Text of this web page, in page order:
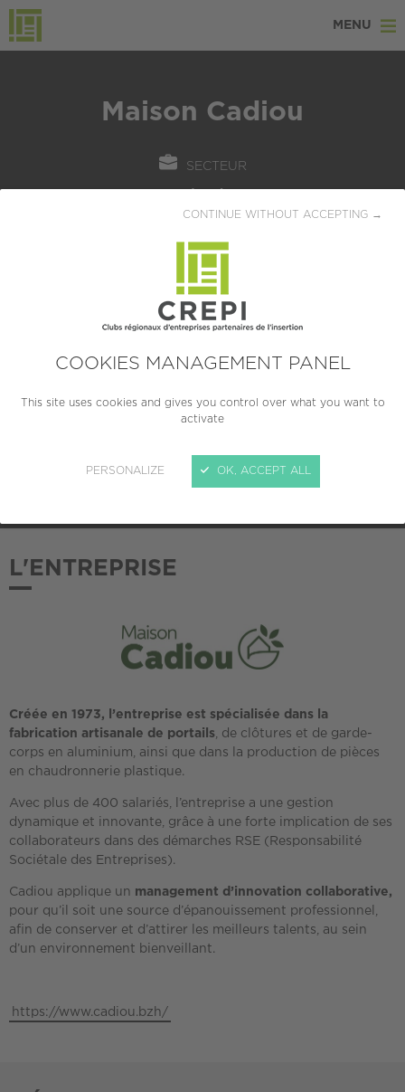
COOKIES MANAGEMENT PANEL
This site uses cookies and gives you control over what you want to
activate
PERSONALIZE
CONTINUE WITHOUT ACCEPTING →
OK, ACCEPT ALL
MENU
Maison Cadiou
SECTEUR
CRÉATION
1973
ETI (250 à 4999 salariés)
2018
L'ENTREPRISE
Créée en 1973, l’entreprise est spécialisée dans la
fabrication artisanale de portails , de clôtures et de garde-
corps en aluminium, ainsi que dans la production de pièces
en chaudronnerie plastique.
Avec plus de 400 salariés, l’entreprise a une gestion
dynamique et innovante, grâce à une forte implication de ses
collaborateurs dans des démarches RSE (Responsabilité
Sociétale des Entreprises).
Cadiou applique un management d’innovation collaborative,
pour qu’il soit une source d’épanouissement professionnel,
afin de conserver et d’attirer les meilleurs talents, au sein
d’un environnement bienveillant.
https://www.cadiou.bzh/